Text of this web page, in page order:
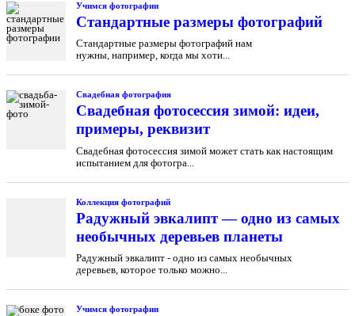
Учимся фотографии
Cтандартные размеры фотографий
Стандартные размеры фотографий нам
нужны, например, когда мы хоти...
Свадебная фотография
Свадебная фотосессия зимой: идеи,
примеры, реквизит
Свадебная фотосессия зимой может стать как настоящим
испытанием для фотогра...
Коллекция фотографий
Радужный эвкалипт — одно из самых
необычных деревьев планеты
Радужный эвкалипт - одно из самых необычных
деревьев, которое только можно...
Учимся фотографии